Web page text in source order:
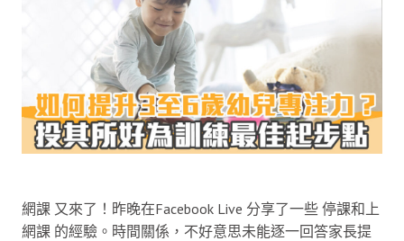
網課 又來了！昨晚在Facebook Live 分享了一些 停課和上
網課 的經驗。時間關係，不好意思未能逐一回答家長提